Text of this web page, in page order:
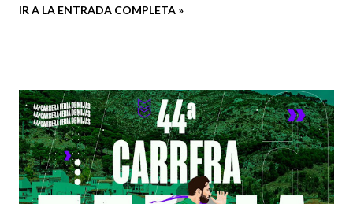
IR A LA ENTRADA COMPLETA »